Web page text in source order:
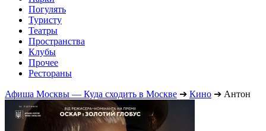
Погулять
Туристу
Театры
Пространства
Клубы
Прочее
Рестораны
Афиша Москвы — Куда сходить в Москве ➔ Кино ➔ Антон